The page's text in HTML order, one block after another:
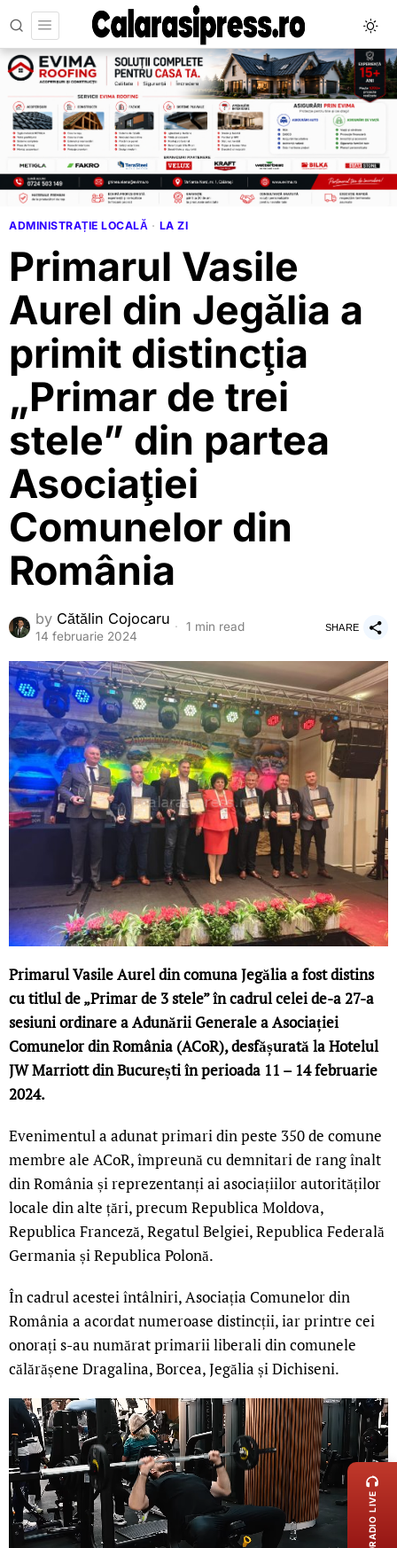
ADMINISTRAȚIE LOCALĂ · LA ZI
Primarul Vasile
Aurel din Jegălia a
primit distincţia
„Primar de trei
stele” din partea
Asociaţiei
Comunelor din
România
by Cătălin Cojocaru
14 februarie 2024
1 min read SHARE
Primarul Vasile Aurel din comuna Jegălia a fost distins
cu titlul de „Primar de 3 stele” în cadrul celei de-a 27-a
sesiuni ordinare a Adunării Generale a Asociației
Comunelor din România (ACoR), desfășurată la Hotelul
JW Marriott din București în perioada 11 – 14 februarie
2024.
Evenimentul a adunat primari din peste 350 de comune
membre ale ACoR, împreună cu demnitari de rang înalt
din România și reprezentanți ai asociațiilor autorităților
locale din alte țări, precum Republica Moldova,
Republica Franceză, Regatul Belgiei, Republica Federală
Germania și Republica Polonă.
În cadrul acestei întâlniri, Asociația Comunelor din
România a acordat numeroase distincții, iar printre cei
onorați s-au numărat primarii liberali din comunele
călărășene Dragalina, Borcea, Jegălia și Dichiseni.
LIVE
RADIO LIVE